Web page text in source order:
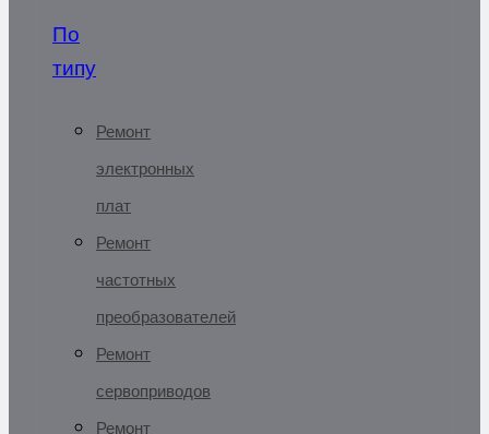
По
типу
Ремонт
электронных
плат
Ремонт
частотных
преобразователей
Ремонт
сервоприводов
Ремонт